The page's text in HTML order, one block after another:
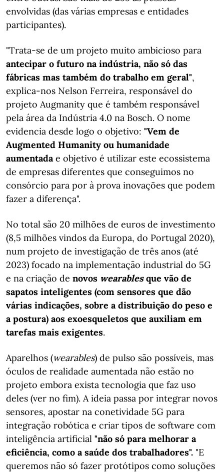
envolvidas (das várias empresas e entidades
participantes).
"Trata-se de um projeto muito ambicioso para
antecipar o futuro na indústria, não só das
fábricas mas também do trabalho em geral",
explica-nos Nelson Ferreira, responsável do
projeto Augmanity que é também responsável
pela área da Indústria 4.0 na Bosch. O nome
evidencia desde logo o objetivo: "Vem de
Augmented Humanity ou humanidade
aumentadae objetivo é utilizar este ecossistema
de empresas diferentes que conseguimos no
consórcio para por à prova inovações que podem
fazer a diferença".
No total são 20 milhões de euros de investimento
(8,5 milhões vindos da Europa, do Portugal 2020),
num projeto de investigação de três anos (até
2023) focado na implementação industrial do 5G
e na criação de novos wearablesque vão de
sapatos inteligentes (com sensores que dão
várias indicações, sobre a distribuição do peso e
a postura) aos exoesqueletos que auxiliam em
tarefas mais exigentes.
Aparelhos (wearables) de pulso são possíveis, mas
óculos de realidade aumentada não estão no
projeto embora exista tecnologia que faz uso
deles (ver no fim). A ideia passa por integrar novos
sensores, apostar na conetividade 5G para
integração robótica e criar tipos de software com
inteligência artificial "não só para melhorar a
eficiência, como a saúde dos trabalhadores". "E
queremos não só fazer protótipos como soluções